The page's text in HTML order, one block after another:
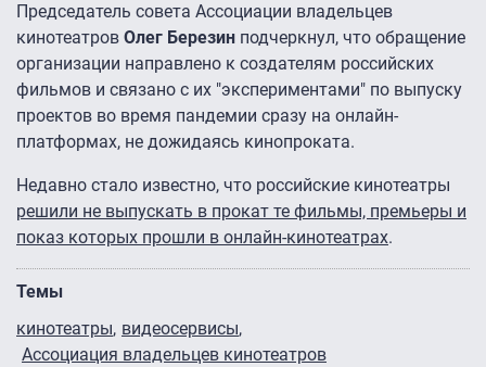
Председатель совета Ассоциации владельцев
кинотеатров Олег Березин подчеркнул, что обращение
организации направлено к создателям российских
фильмов и связано с их "экспериментами" по выпуску
проектов во время пандемии сразу на онлайн-
платформах, не дожидаясь кинопроката.
Недавно стало известно, что российские кинотеатры
решили не выпускать в прокат те фильмы, премьеры и
показ которых прошли в онлайн-кинотеатрах.
Темы
кинотеатры видеосервисы
Ассоциация владельцев кинотеатров